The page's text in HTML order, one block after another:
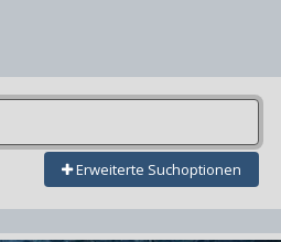
Erweiterte Suchoptionen